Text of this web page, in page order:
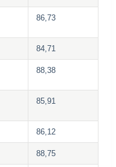
86,73
84,71
88,38
85,91
86,12
88,75